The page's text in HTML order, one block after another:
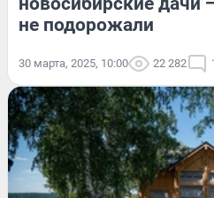
не подорожали
30 марта, 2025, 10:00 22 282